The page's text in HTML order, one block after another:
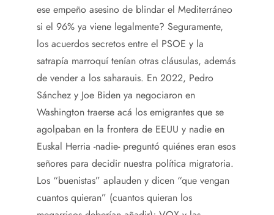
ese empeño asesino de blindar el Mediterráneo
si el 96% ya viene legalmente? Seguramente,
los acuerdos secretos entre el PSOE y la
satrapía marroquí tenían otras cláusulas, además
de vender a los saharauis. En 2022, Pedro
Sánchez y Joe Biden ya negociaron en
Washington traerse acá los emigrantes que se
agolpaban en la frontera de EEUU y nadie en
Euskal Herria -nadie- preguntó quiénes eran esos
señores para decidir nuestra política migratoria.
Los “buenistas” aplauden y dicen “que vengan
cuantos quieran” (cuantos quieran los